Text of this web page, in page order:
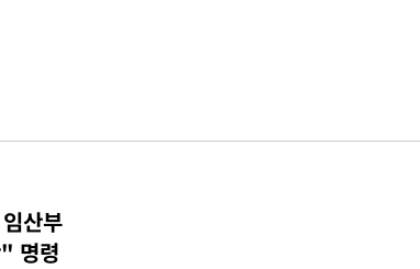
산부
명령